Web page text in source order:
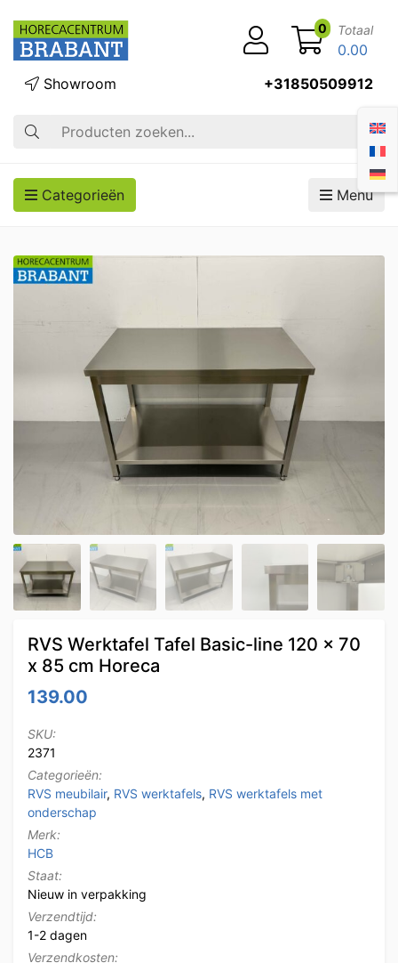
Zoek op
Showroom +31850509912
0 Totaal
0.00
Categorieën Menu
RVS Werktafel Tafel Basic-line 120 x 70
x 85 cm Horeca
139.00
SKU:
2371
Categorieën:
RVS meubilair, RVS werktafels, RVS werktafels met
onderschap
Merk:
HCB
Staat:
Nieuw in verpakking
Verzendtijd:
1-2 dagen
Verzendkosten: